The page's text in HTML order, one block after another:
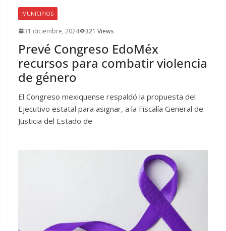
MUNICIPIOS
31 diciembre, 2024 321 Views
Prevé Congreso EdoMéx
recursos para combatir violencia
de género
El Congreso mexiquense respaldó la propuesta del
Ejecutivo estatal para asignar, a la Fiscalía General de
Justicia del Estado de